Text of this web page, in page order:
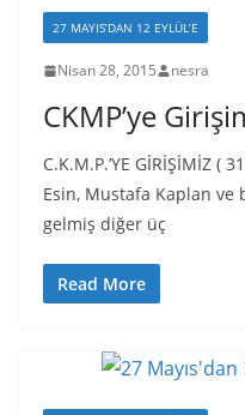
27 MAYIS’DAN 12 EYLÜL’E
Nisan 28, 2015 nesra
CKMP’ye
C.K.M.P.’YE GİRİŞİMİZ (
Esin, Mustafa Kaplan ve
gelmiş diğer üç
Read More